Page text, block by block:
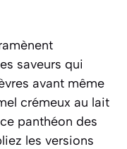
saveurs qui
avant même
crémeux au lait
panthéon des
les versions